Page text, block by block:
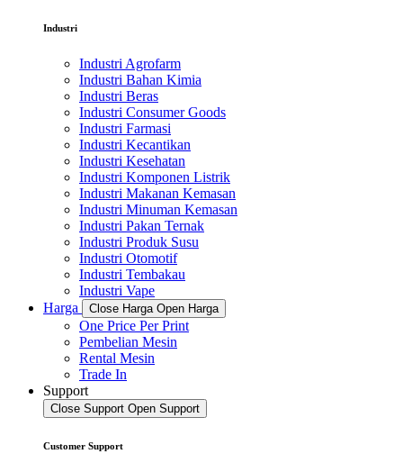
Industri
Industri Agrofarm
Industri Bahan Kimia
Industri Beras
Industri Consumer Goods
Industri Farmasi
Industri Kecantikan
Industri Kesehatan
Industri Komponen Listrik
Industri Makanan Kemasan
Industri Minuman Kemasan
Industri Pakan Ternak
Industri Produk Susu
Industri Otomotif
Industri Tembakau
Industri Vape
Harga
Close Harga Open Harga
One Price Per Print
Pembelian Mesin
Rental Mesin
Trade In
Support
Close Support Open Support
Customer Support